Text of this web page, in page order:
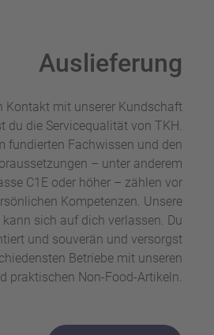
Auslieferung
Kontakt mit unserer Kundschaft
du die Servicequalität von TKH.
fundierten Fachwissen und den
– unter anderem
C1E oder höher – zählen vor
Kompetenzen. Unsere
sich auf dich verlassen. Du
und souverän und versorgst
Betriebe mit unseren
praktischen Non-Food-Artikeln.